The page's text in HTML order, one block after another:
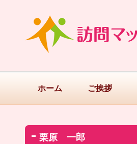
ホーム ご挨拶
栗原 一郎